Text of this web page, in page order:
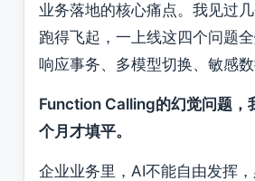
业务落地的核心痛点。我见过
跑得飞起，一上线这四个问题
响应事务、多模型切换、敏感数
Function Calling的幻觉问题，
个月才填平。
企业业务里，AI不能自由发挥